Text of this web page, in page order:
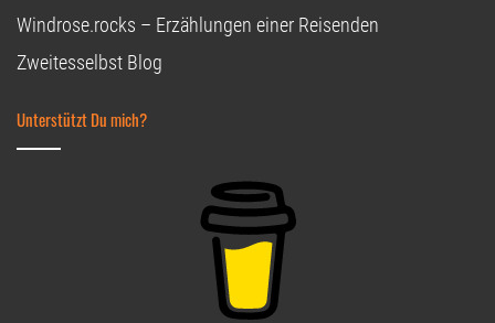
Windrose.rocks – Erzählungen einer Reisenden
Zweitesselbst Blog
Unterstützt Du mich?